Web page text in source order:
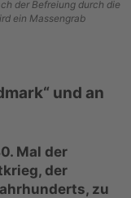
der Befreiung durch die
ein Massengrab
und an
Mal der
der
zu